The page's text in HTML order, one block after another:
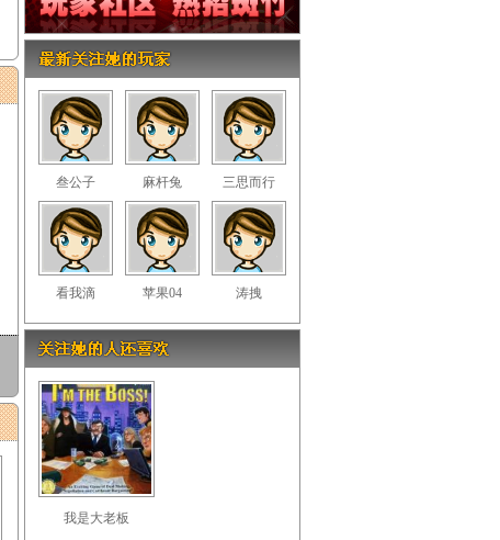
叁公子 麻杆兔 三思而行
看我滴 苹果04 涛拽
我是大老板